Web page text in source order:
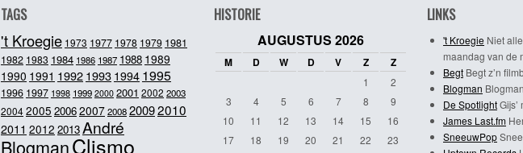
TAGS
't Kroegie 1973 1977 1978 1979 1981
1982 1983 1984 1986 1987 1988 1989
1990 1991 19921993 1994 1995
1996 1997 1998 1999 2000 2001 2002 2003
20042005 20062007200820092010
2011 2012 2013André
BlogmanClismo
HISTORIE
AUGUSTUS 2026
M D W D V Z Z
1
2
3
4 5 6 7 8
9
10
11 12 13 14 15
16
17
18 19 20 21 22
23
LINKS
't Kroegie Niet
maandag van de
Begt Begt z’n
Blogman
De Spotlight
James Last.fm
SneeuwPop